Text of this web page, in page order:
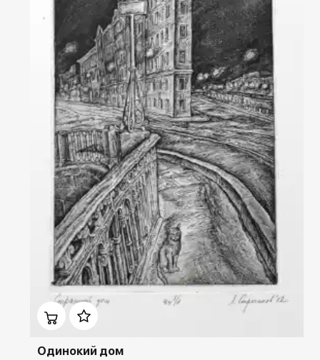
УРАЛГРАФО 2014 г., биеннале «Кубачинская башня» 2024 г.
Работы Леонида Строганова представлены в собраниях
библиотеки Государственного Эрмитажа и его филиала –
Эрмитаж-Выборг, Государственной публичной библиотеки им. М.Е.
Салтыкова-Щедрина, Всероссийского музея А.С. Пушкина,
Литературно-Мемориального музея Ф.М. Достоевского,
Сахалинского областного государственного музея,
Государственного музея республики Татарстан, Ямало-Ненецкого
окружного музейно-выставочного комплекса им. И.С.
Шемановского (Салехард), Чувашского государственного
художественного музея, Вологодской областной картинной
галерее, музеев изобразительных искусств Старого Оскола, Орла,
Екатеринбурга, Музея замка Мальборк (Польша), Музея графики
малых форм,( Сент-Никлаас, Бельгия), Института
«Тамаринд»(США), Музея печати в Шеньчжене( КНР), Музее
искусств города Фредериксхавн (Дания),Государственном музее
истории религии.
Домен: rakovgallery.ru
Одинокий дом